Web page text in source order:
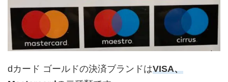
dカード ゴールドの決済ブランドはVISA、